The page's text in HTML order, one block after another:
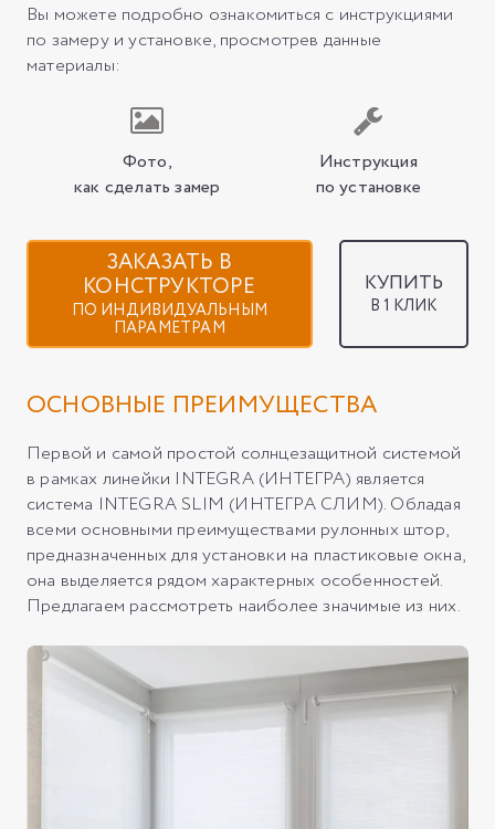
Вы можете подробно ознакомиться с инструкциями
по замеру и установке, просмотрев данные
материалы:
Фото,
как сделать замер
Инструкция
по установке
ЗАКАЗАТЬ В
КОНСТРУКТОРЕ
ПО ИНДИВИДУАЛЬНЫМ
ПАРАМЕТРАМ
КУПИТЬ
В 1 КЛИК
ОСНОВНЫЕ ПРЕИМУЩЕСТВА
Первой и самой простой солнцезащитной системой
в рамках линейки INTEGRA (ИНТЕГРА) является
система INTEGRA SLIM (ИНТЕГРА СЛИМ). Обладая
всеми основными преимуществами рулонных штор,
предназначенных для установки на пластиковые окна,
она выделяется рядом характерных особенностей.
Предлагаем рассмотреть наиболее значимые из них.